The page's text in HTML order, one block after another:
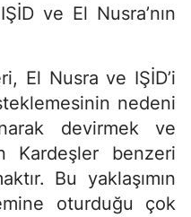
ve El Nusra’nın
El Nusra ve IŞİD’i
nedeni
devirmek ve
Kardeşler benzeri
Bu yaklaşımın
oturduğu çok